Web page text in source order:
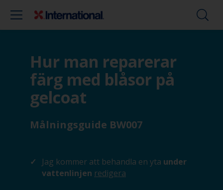
Hur man reparerar
färg med blåsor på
gelcoat
Målningsguide BW007
Jag kommer att behandla en yta under
vattenlinjen redigera